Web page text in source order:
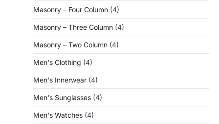
Masonry – Four Column (4)
Masonry – Three Column (4)
Masonry – Two Column (4)
Men's Clothing (4)
Men's Innerwear (4)
Men's Sunglasses (4)
Men's Watches (4)